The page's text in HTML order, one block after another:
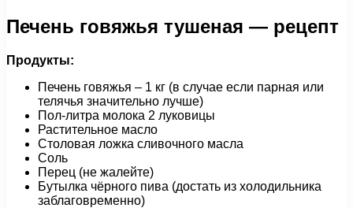
Печень говяжья тушеная — рецепт
Продукты:
Печень говяжья – 1 кг (в случае если парная или
телячья значительно лучше)
Пол-литра молока 2 луковицы
Растительное масло
Столовая ложка сливочного масла
Соль
Перец (не жалейте)
Бутылка чёрного пива (достать из холодильника
заблаговременно)